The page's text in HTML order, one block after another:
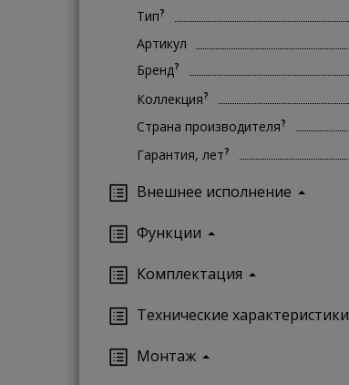
Тип?
Артикул
Бренд?
Коллекция?
Страна производителя?
Гарантия, лет?
Внешнее исполнение
Функции
Комплектация
Технические характеристики
Монтаж